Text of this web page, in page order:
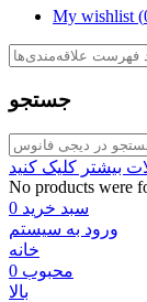
My wishlist (
جستجو
No products were
سبد خرید 0
ورود به سیستم
خانه
محبوب 0
بالا